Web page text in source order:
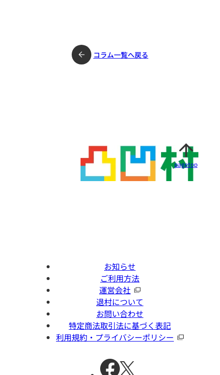
コラム一覧へ戻る
pagetop
お知らせ
ご利用方法
運営会社
退村について
お問い合わせ
特定商法取引法に基づく表記
利用規約・プライバシーポリシー